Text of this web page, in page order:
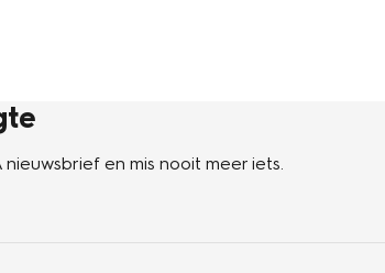
en mis nooit meer iets.